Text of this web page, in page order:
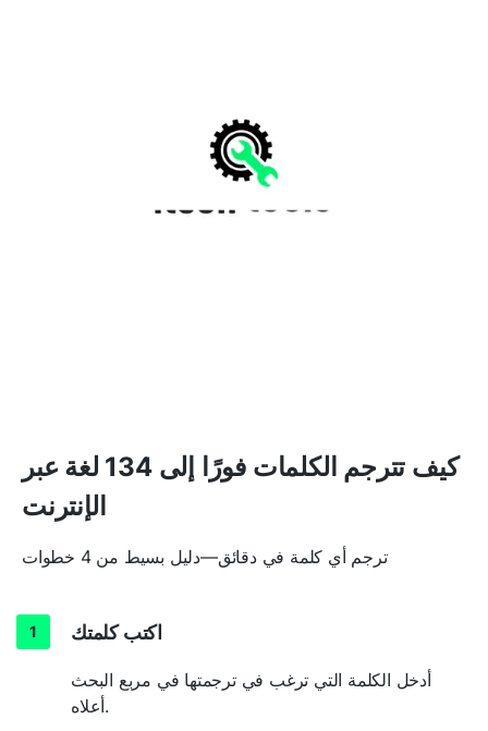
كيف تترجم الكلمات فورًا إلى 134 لغة عبر
الإنترنت
ترجم أي كلمة في دقائق—دليل بسيط من 4 خطوات
اكتب كلمتك
أدخل الكلمة التي ترغب في ترجمتها في مربع البحث
أعلاه.